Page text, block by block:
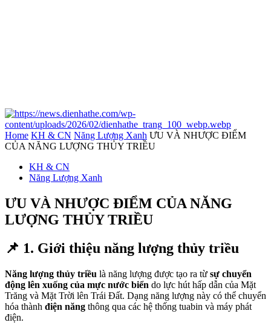
Home KH & CN Năng Lượng Xanh ƯU VÀ NHƯỢC ĐIỂM
CỦA NĂNG LƯỢNG THỦY TRIỀU
KH & CN
Năng Lượng Xanh
ƯU VÀ NHƯỢC ĐIỂM CỦA NĂNG
LƯỢNG THỦY TRIỀU
📌 1. Giới thiệu năng lượng thủy triều
Năng lượng thủy triều là năng lượng được tạo ra từ sự chuyển
động lên xuống của mực nước biển do lực hút hấp dẫn của Mặt
Trăng và Mặt Trời lên Trái Đất. Dạng năng lượng này có thể chuyển
hóa thành điện năng thông qua các hệ thống tuabin và máy phát
điện.